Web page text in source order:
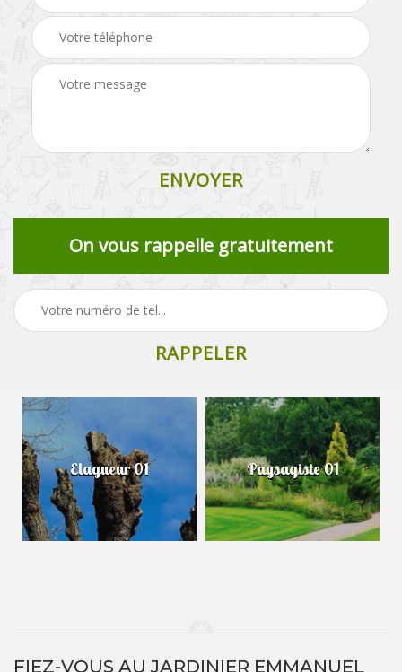
On vous rappelle gratuitement
Elagueur 01 Paysagiste 01
FIEZ-VOUS AU JARDINIER EMMANUEL